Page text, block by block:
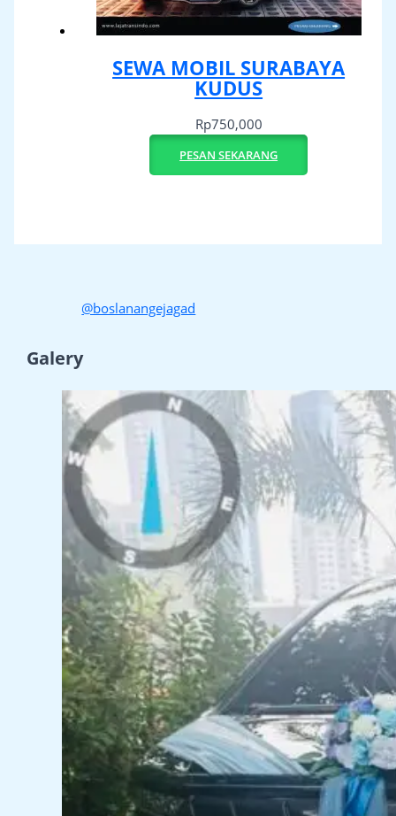
SEWA MOBIL SURABAYA
KUDUS
Rp750,000
PESAN SEKARANG
@boslanangejagad
Galery